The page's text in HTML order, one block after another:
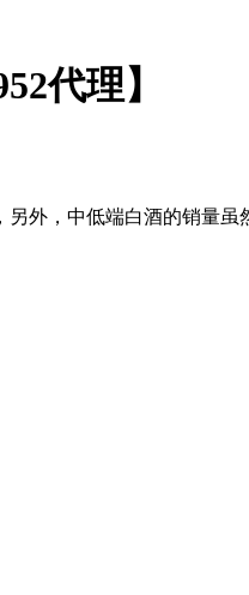
代理】
外，中低端白酒的销量虽